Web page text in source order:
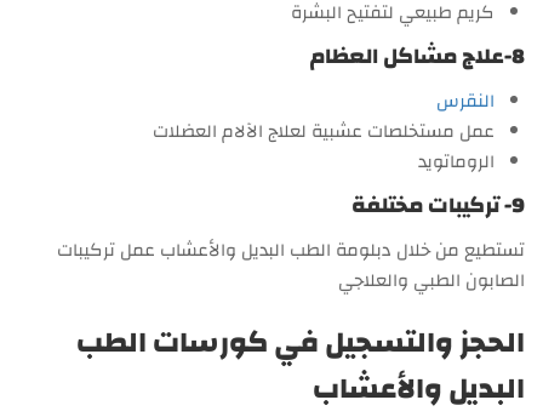
كريم طبيعي لتفتيح البشرة
8-علاج مشاكل العظام
النقرس
عمل مستخلصات عشبية لعلاج الآلام العضلات
الروماتويد
9- تركيبات مختلفة
تستطيع من خلال دبلومة الطب البديل والأعشاب عمل تركيبات
الصابون الطبي والعلاجي
الحجز والتسجيل في كورسات الطب
البديل والأعشاب